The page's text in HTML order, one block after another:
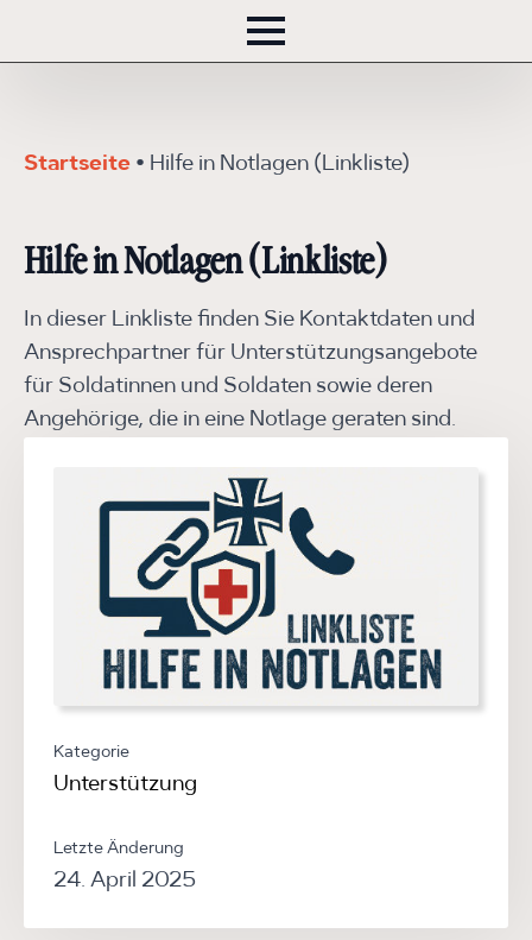
Startseite • Hilfe in Notlagen (Linkliste)
Hilfe in Notlagen (Linkliste)
In dieser Linkliste finden Sie Kontaktdaten und
Ansprechpartner für Unterstützungsangebote
für Soldatinnen und Soldaten sowie deren
Angehörige, die in eine Notlage geraten sind.
Kategorie
Unterstützung
Letzte Änderung
24. April 2025